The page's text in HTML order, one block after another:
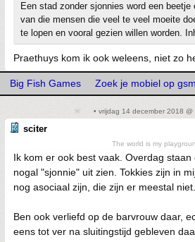
Een stad zonder sjonnies word een
van die mensen die veel te veel moeite
te lopen en vooral gezien willen worden.
Praethuys kom ik ook weleens, niet zo
Big Fish Games Zoek je mobiel op
• vrijdag 14 december 2018 @
sciter
The world is my
Ik kom er ook best vaak. Overdag
nogal "sjonnie" uit zien. Tokkies zijn in
nog asociaal zijn, die zijn er meestal niet.
Ben ook verliefd op de barvrouw daar,
eens tot ver na sluitingstijd gebleven